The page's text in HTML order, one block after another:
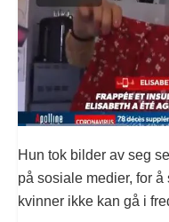
Hun tok bilder av seg
på sosiale medier, for
kvinner ikke kan gå i